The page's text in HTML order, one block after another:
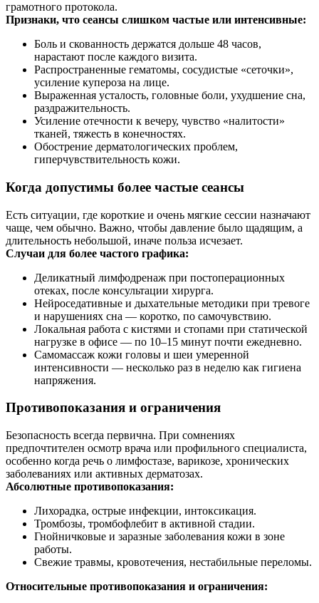
грамотного протокола.
Признаки, что сеансы слишком частые или интенсивные:
Боль и скованность держатся дольше 48 часов,
нарастают после каждого визита.
Распространенные гематомы, сосудистые «сеточки»,
усиление купероза на лице.
Выраженная усталость, головные боли, ухудшение сна,
раздражительность.
Усиление отечности к вечеру, чувство «налитости»
тканей, тяжесть в конечностях.
Обострение дерматологических проблем,
гиперчувствительность кожи.
Когда допустимы более частые сеансы
Есть ситуации, где короткие и очень мягкие сессии назначают
чаще, чем обычно. Важно, чтобы давление было щадящим, а
длительность небольшой, иначе польза исчезает.
Случаи для более частого графика:
Деликатный лимфодренаж при постоперационных
отеках, после консультации хирурга.
Нейроседативные и дыхательные методики при тревоге
и нарушениях сна — коротко, по самочувствию.
Локальная работа с кистями и стопами при статической
нагрузке в офисе — по 10–15 минут почти ежедневно.
Самомассаж кожи головы и шеи умеренной
интенсивности — несколько раз в неделю как гигиена
напряжения.
Противопоказания и ограничения
Безопасность всегда первична. При сомнениях
предпочтителен осмотр врача или профильного специалиста,
особенно когда речь о лимфостазе, варикозе, хронических
заболеваниях или активных дерматозах.
Абсолютные противопоказания:
Лихорадка, острые инфекции, интоксикация.
Тромбозы, тромбофлебит в активной стадии.
Гнойничковые и заразные заболевания кожи в зоне
работы.
Свежие травмы, кровотечения, нестабильные переломы.
Относительные противопоказания и ограничения: